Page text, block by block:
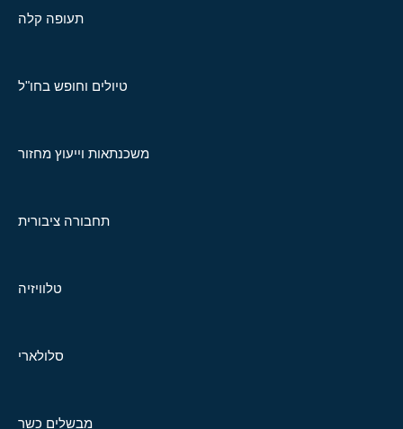
תעופה קלה
טיולים וחופש בחו"ל
משכנתאות וייעוץ מחזור
תחבורה ציבורית
טלוויזיה
סלולארי
מבשלים כשר